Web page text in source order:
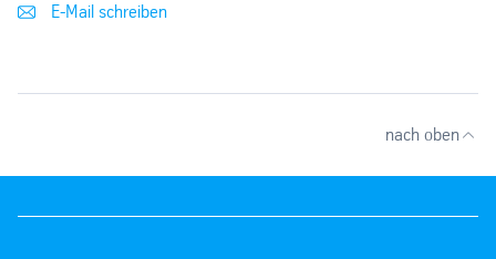
E-Mail schreiben
nach oben